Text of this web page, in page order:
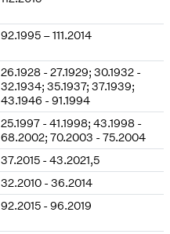
92.1995 – 111.2014
26.1928 - 27.1929; 30.1932 -
32.1934; 35.1937; 37.1939;
43.1946 - 91.1994
25.1997 - 41.1998; 43.1998 -
68.2002; 70.2003 - 75.2004
37.2015 - 43.2021,5
32.2010 - 36.2014
92.2015 - 96.2019